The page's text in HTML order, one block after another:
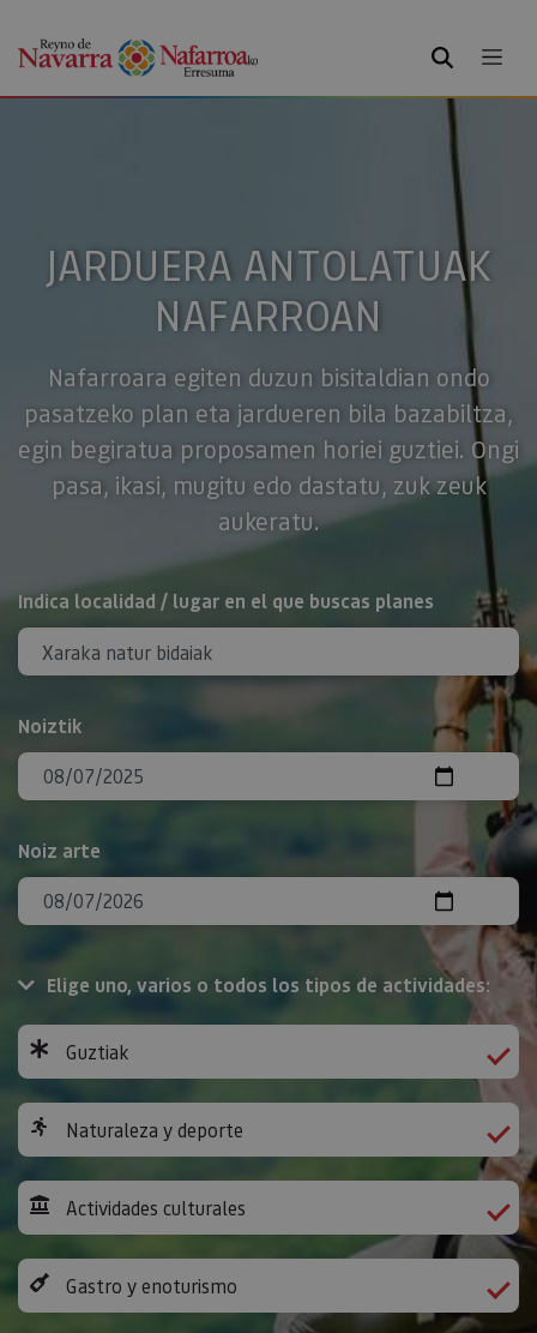
BILATU
JARDUERA ANTOLATUAK
NAFARROAN
Nafarroara egiten duzun bisitaldian ondo
pasatzeko plan eta jardueren bila bazabiltza,
egin begiratua proposamen horiei guztiei. Ongi
pasa, ikasi, mugitu edo dastatu, zuk zeuk
aukeratu.
BILATU
Indica localidad / lugar en el que buscas planes
Noiztik
Noiz arte
Elige uno, varios o todos los tipos de actividades:
Guztiak
Naturaleza y deporte
Actividades culturales
Gastro y enoturismo